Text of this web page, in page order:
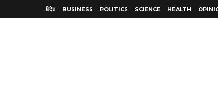
विदेश BUSINESS POLITICS SCIENCE HEALTH